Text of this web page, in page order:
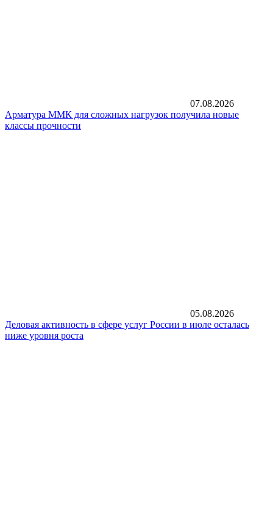
07.08.2026
Арматура ММК для сложных нагрузок получила новые
классы прочности
05.08.2026
Деловая активность в сфере услуг России в июле осталась
ниже уровня роста